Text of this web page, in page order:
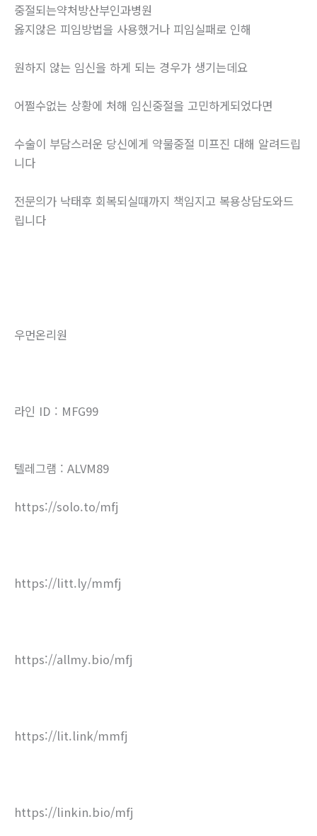
중절되는약처방산부인과병원
옳지않은 피임방법을 사용했거나 피임실패로 인해
원하지 않는 임신을 하게 되는 경우가 생기는데요
어쩔수없는 상황에 처해 임신중절을 고민하게되었다면
수술이 부담스러운 당신에게 약물중절 미프진 대해 알려드립
니다
전문의가 낙태후 회복되실때까지 책임지고 복용상담도와드
립니다
우먼온리원
라인 ID : MFG99
텔레그램 : ALVM89
https://solo.to/mfj
https://litt.ly/mmfj
https://allmy.bio/mfj
https://lit.link/mmfj
https://linkin.bio/mfj